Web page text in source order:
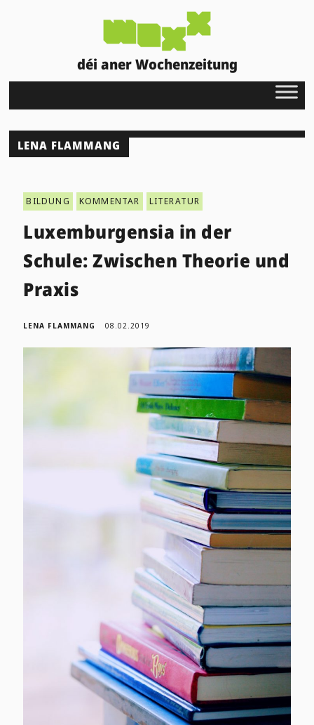
déi aner Wochenzeitung
LENA FLAMMANG
BILDUNG KOMMENTAR LITERATUR
Luxemburgensia in der
Schule: Zwischen Theorie und
Praxis
LENA FLAMMANG 08.02.2019